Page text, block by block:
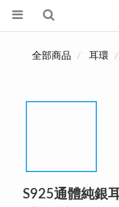
全部商品 耳環
S925通體純銀